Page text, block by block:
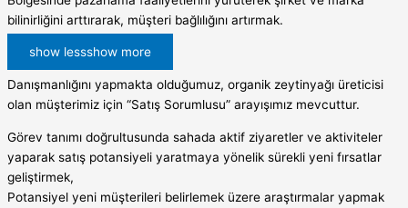
bilinirliğini arttırarak, müşteri bağlılığını artırmak.
show lessshow more
Danışmanlığını yapmakta olduğumuz, organik zeytinyağı üreticisi
olan müşterimiz için “Satış Sorumlusu” arayışımız mevcuttur.
Görev tanımı doğrultusunda sahada aktif ziyaretler ve aktiviteler
yaparak satış potansiyeli yaratmaya yönelik sürekli yeni fırsatlar
geliştirmek,
Potansiyel yeni müşterileri belirlemek üzere araştırmalar yapmak